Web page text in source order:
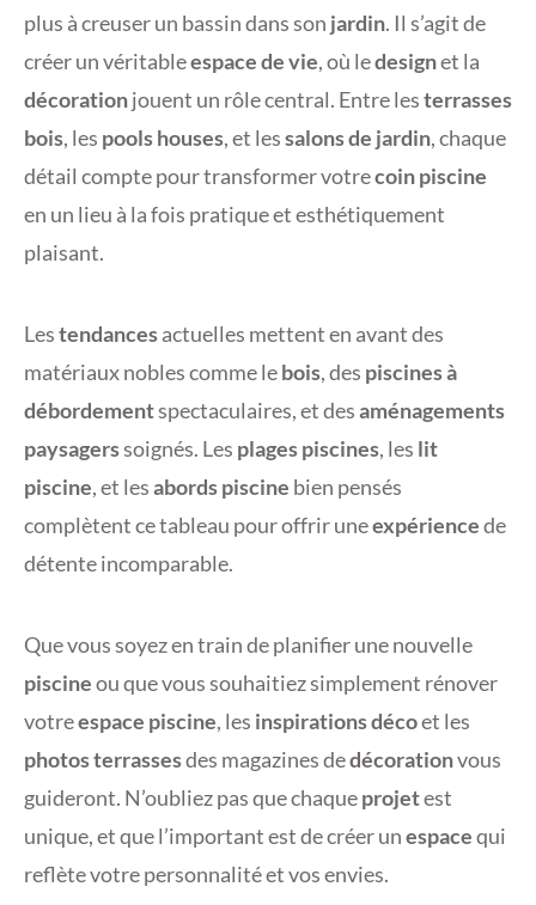
plus à creuser un bassin dans son jardin. Il s’agit de
créer un véritableespace de vie, où ledesignet la
décorationjouent un rôle central. Entre lesterrasses
bois, les pools houses, et lessalons de jardin, chaque
détail compte pour transformer votrecoin piscine
en un lieu à la fois pratique et esthétiquement
plaisant.
Lestendancesactuelles mettent en avant des
matériaux nobles comme lebois, des piscines à
débordementspectaculaires, et desaménagements
paysagerssoignés. Les plages piscines, les lit
piscine, et lesabords piscine bien pensés
complètent ce tableau pour offrir uneexpériencede
détente incomparable.
Que vous soyez en train de planifier une nouvelle
piscineou que vous souhaitiez simplement rénover
votreespace piscine, les inspirations décoet les
photos terrassesdes magazines dedécorationvous
guideront. N’oubliez pas que chaqueprojetest
unique, et que l’important est de créer unespacequi
reflète votre personnalité et vos envies.